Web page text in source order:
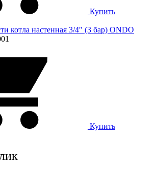
Купить
котла настенная 3/4" (3 бар) ONDO
Купить